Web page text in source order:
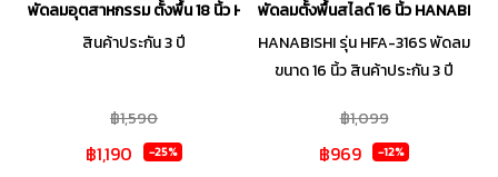
พัดลมอุตสาหกรรม ตั้งพื้น 18 นิ้ว HANABISHI STF-182
สินค้าประกัน 3 ปี
฿1,590
฿1,190 -25%
พัดลมตั้งพื้นสไลด์ 16 นิ้ว HANABISHI
HANABISHI รุ่น HFA-316S พัดลม
ขนาด 16 นิ้ว สินค้าประกัน 3 ปี
฿1,099
฿969 -12%